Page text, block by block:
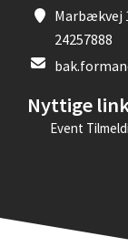
Marbækvej
24257888
Nyttige
Event